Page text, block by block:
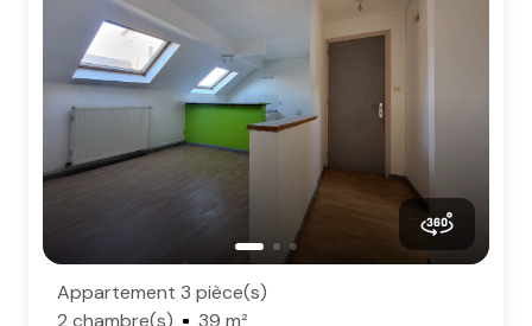
Appartement 3 pièce(s)
2 chambre(s)
39 m²